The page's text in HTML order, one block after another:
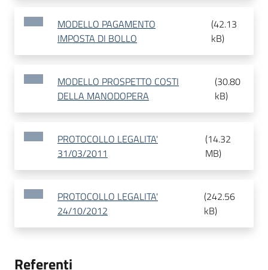
MODELLO PAGAMENTO
IMPOSTA DI BOLLO
(42.13
kB)
MODELLO PROSPETTO COSTI
DELLA MANODOPERA
(30.80
kB)
PROTOCOLLO LEGALITA'
31/03/2011
(14.32
MB)
PROTOCOLLO LEGALITA'
24/10/2012
(242.56
kB)
Referenti